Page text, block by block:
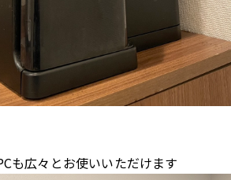
も広々とお使いいただけます